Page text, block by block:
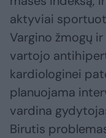
aktyviai
Vargino žmogų
vartojo
kardiologinei
planuojama
vardina
Birutis